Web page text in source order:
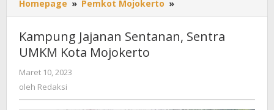
Homepage » Pemkot Mojokerto »
Jajanan
Sentra
Kampung Jajanan Sentanan, Sentra
UMKM Kota Mojokerto
Maret 10, 2023
oleh Redaksi